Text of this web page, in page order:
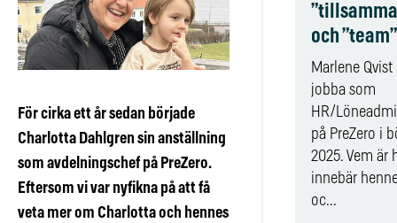
För cirka ett år sedan började
Charlotta Dahlgren sin anställning
som avdelningschef på PreZero.
Eftersom vi var nyfikna på att få
veta mer om Charlotta och hennes
och ”team”
Marlene
jobba som
HR/
på PreZero i
2025. Vem är
innebär
oc...